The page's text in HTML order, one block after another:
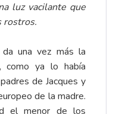
luz vacilante que
rostros.
una vez más la
como ya lo había
de Jacques y
de la madre.
el menor de los